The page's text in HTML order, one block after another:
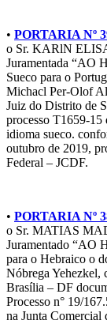
• PORTARIA Nº
o Sr. KARlN
Juramentada “AO
Sueco para o
Michacl Per-Olof
Juiz do Distrito de
processo T1659-15
idioma sueco.
outubro de 2019,
Federal – JCDF.
• PORTARIA Nº
o Sr. MATIAS
Juramentado “AO
para o Hebraico o
Nóbrega Yehezkel,
Brasília – DF
Processo n° 19/
na Junta